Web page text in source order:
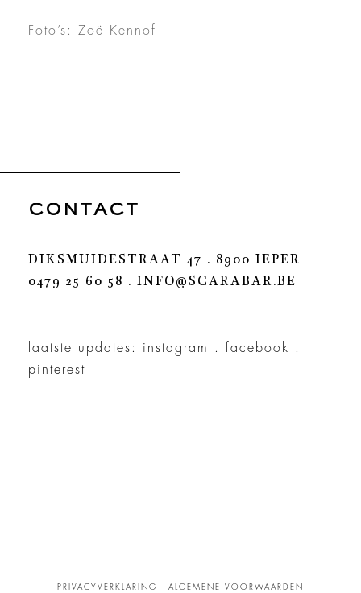
Foto’s: Zoë Kennof
CONTACT
DIKSMUIDESTRAAT 47 . 8900 IEPER
0479 25 60 58 . INFO@SCARABAR.BE
laatste updates: instagram . facebook
.
pinterest
PRIVACYVERKLARING - ALGEMENE VOORWAARDEN